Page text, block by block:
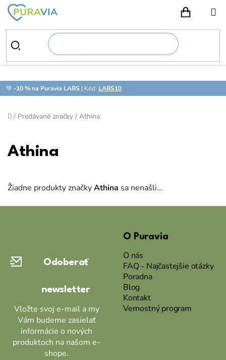
Prejsť
obsah
💚 -10 % na Puravia LABS | Kód: LABS10
Domov
/ Predávané značky / Athina
Athina
Žiadne produkty značkyAthina sa nenašli...
Odoberať
newsletter
Vložte svoj e-mail a my
Vám budeme zasielať
informácie o nových
produktoch na našom e-
shope.
O Puravia
O nás
FAQ - Najčastejšie otázky
Poradna
Blog
Kontakt
Vernostný program